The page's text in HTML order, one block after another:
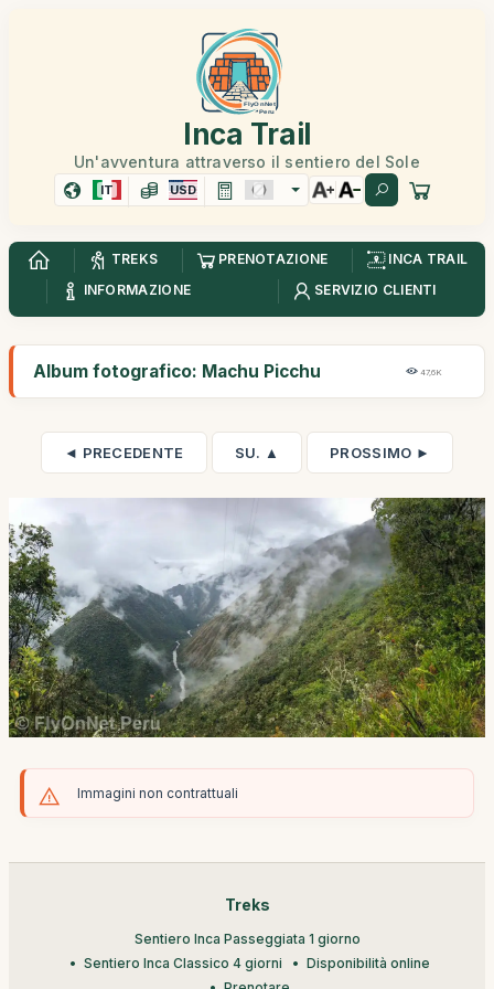
Inca Trail
Un'avventura attraverso il sentiero del Sole
IT USD
TREKS PRENOTAZIONE
INCA TRAIL
INFORMAZIONE
SERVIZIO CLIENTI
Album fotografico: Machu Picchu 47,6K
◄ PRECEDENTE SU. ▲ PROSSIMO ►
Immagini non contrattuali
Treks
Sentiero Inca Passeggiata 1 giorno
Sentiero Inca Classico 4 giorni
Disponibilità online